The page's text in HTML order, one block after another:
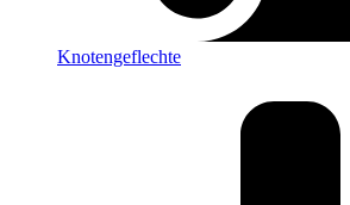
Knotengeflechte